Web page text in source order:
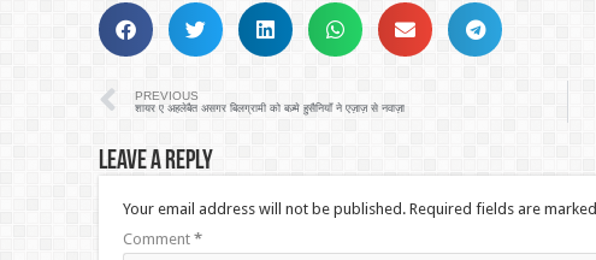
PREVIOUS
शायर ए अहलेबैत असगर बिलग्रामी को बज़्मे हुसैनियाँ ने एज़ाज़ से नवाज़ा
Leave a Reply
Your email address will not be published. Required fields are marked
Comment *